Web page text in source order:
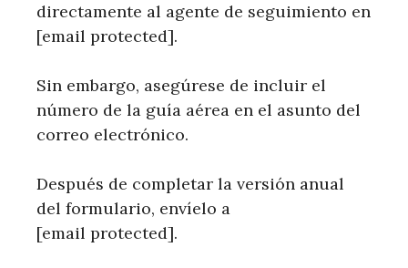
directamente al agente de seguimiento en
[email protected].
Sin embargo, asegúrese de incluir el
número de la guía aérea en el asunto del
correo electrónico.
Después de completar la versión anual
del formulario, envíelo a
[email protected].